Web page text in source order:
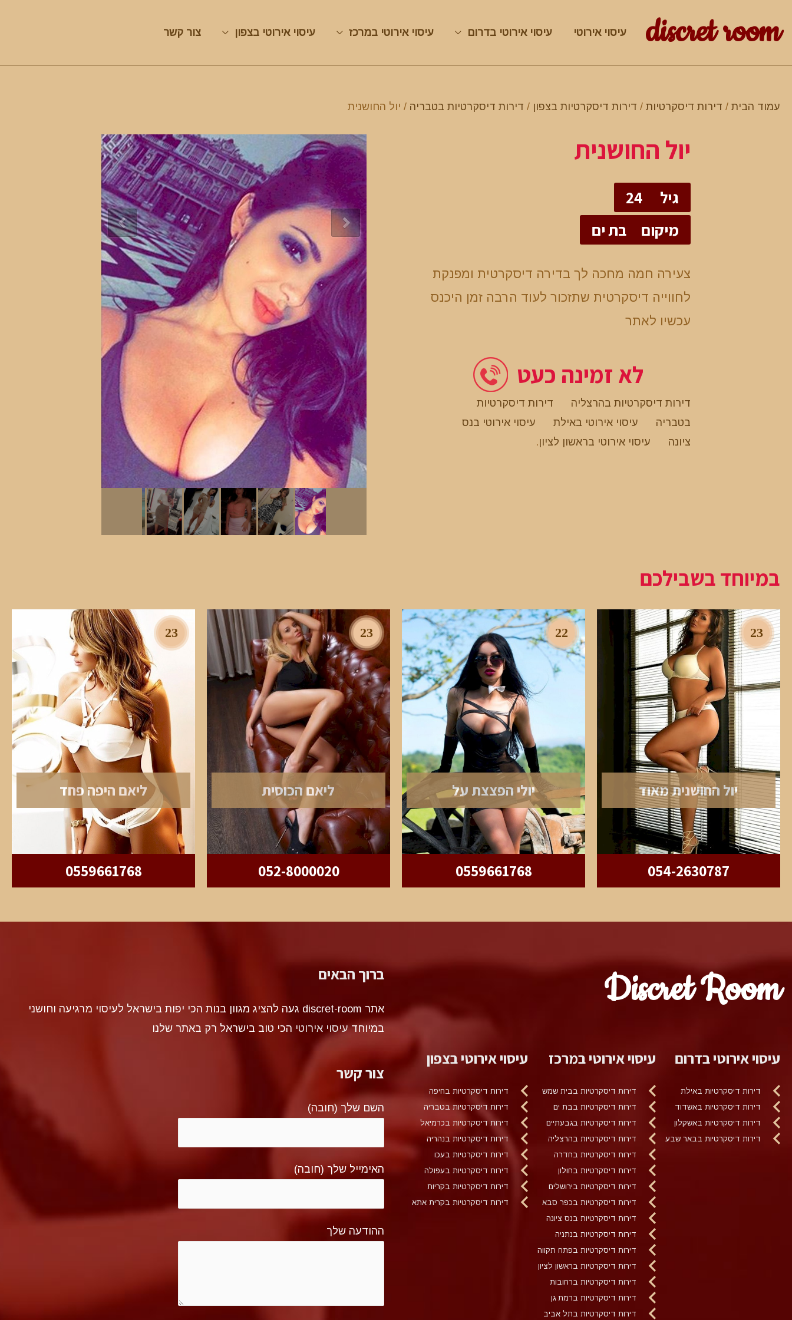
discret room עיסוי אירוטי עיסוי אירוטי בדרום עיסוי אירוטי במרכז עיסוי אירוטי בצפון צור קשר
עמוד הבית / דירות דיסקרטיות / דירות דיסקרטיות בצפון / דירות דיסקרטיות בטבריה / יול החושנית
יול החושנית
גיל
24
מיקום
בת ים
צעירה חמה מחכה לך בדירה דיסקרטית ומפנקת
לחווייה דיסקרטית שתזכור לעוד הרבה זמן היכנס
עכשיו לאתר
לא זמינה כעט
דירות דיסקרטיות בהרצליה
דירות דיסקרטיות
בטבריה
עיסוי אירוטי באילת
עיסוי אירוטי בנס
ציונה
עיסוי אירוטי בראשון לציון.
במיוחד בשבילכם
23
יול החושנית מאוד
054-2630787
22
יולי הפצצת על
0559661768
23
ליאם הכוסית
052-8000020
23
ליאם היפה פחד
0559661768
Discret Room
עיסוי אירוטי בדרום
דירות דיסקרטיות באילת
דירות דיסקרטיות באשדוד
דירות דיסקרטיות באשקלון
דירות דיסקרטיות בבאר שבע
עיסוי אירוטי במרכז
דירות דיסקרטיות בבית שמש
דירות דיסקרטיות בבת ים
דירות דיסקרטיות בגבעתיים
דירות דיסקרטיות בהרצליה
דירות דיסקרטיות בחדרה
דירות דיסקרטיות בחולון
דירות דיסקרטיות בירושלים
דירות דיסקרטיות בכפר סבא
דירות דיסקרטיות בנס ציונה
דירות דיסקרטיות בנתניה
דירות דיסקרטיות בפתח תקווה
דירות דיסקרטיות בראשון לציון
דירות דיסקרטיות ברחובות
דירות דיסקרטיות ברמת גן
דירות דיסקרטיות בתל אביב
עיסוי אירוטי בצפון
דירות דיסקרטיות בחיפה
דירות דיסקרטיות בטבריה
דירות דיסקרטיות בכרמיאל
דירות דיסקרטיות בנהריה
דירות דיסקרטיות בעכו
דירות דיסקרטיות בעפולה
דירות דיסקרטיות בקריות
דירות דיסקרטיות בקרית אתא
ברוך הבאים
אתר discret-room געה להציג מגוון בנות הכי יפות בישראל לעיסוי מרגיעה וחושני
במיוחדעיסוי אירוטי הכי טוב בישראל רק באתר שלנו
צור קשר
השם שלך (חובה)
האימייל שלך (חובה)
ההודעה שלך